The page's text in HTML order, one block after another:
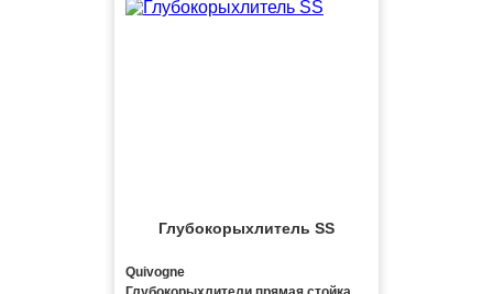
Глубокорыхлитель SS
Quivogne